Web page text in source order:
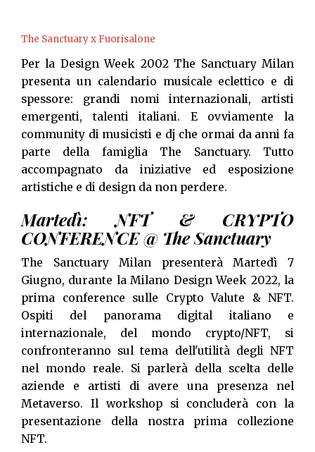
The Sanctuary x Fuorisalone
Per la Design Week 2002 The Sanctuary Milan
presenta un calendario musicale eclettico e di
spessore: grandi nomi internazionali, artisti
emergenti, talenti italiani. E ovviamente la
community di musicisti e dj che ormai da anni fa
parte della famiglia The Sanctuary. Tutto
accompagnato da iniziative ed esposizione
artistiche e di design da non perdere.
Martedì: NFT & CRYPTO
CONFERENCE @ The Sanctuary
The Sanctuary Milan presenterà Martedì 7
Giugno, durante la Milano Design Week 2022, la
prima conference sulle Crypto Valute & NFT.
Ospiti del panorama digital italiano e
internazionale, del mondo crypto/NFT, si
confronteranno sul tema dell'utilità degli NFT
nel mondo reale. Si parlerà della scelta delle
aziende e artisti di avere una presenza nel
Metaverso. Il workshop si concluderà con la
presentazione della nostra prima collezione
NFT.